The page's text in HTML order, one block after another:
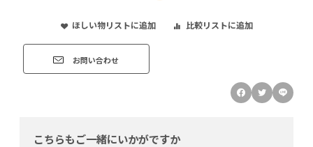
ほしい物リストに追加 比較リストに追加
お問い合わせ
こちらもご一緒にいかがですか